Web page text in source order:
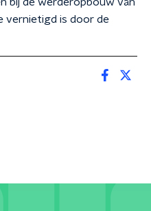
vernietigd is door de